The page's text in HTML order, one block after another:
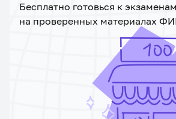
Бесплатно готовься к экзаменам
на проверенных материалах